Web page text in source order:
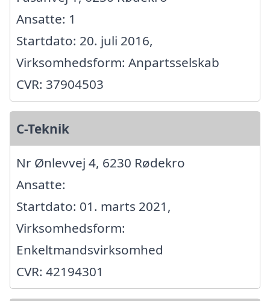
Ansatte: 1
Startdato: 20. juli 2016,
Virksomhedsform: Anpartsselskab
CVR: 37904503
C-Teknik
Nr Ønlevvej 4, 6230 Rødekro
Ansatte:
Startdato: 01. marts 2021,
Virksomhedsform:
Enkeltmandsvirksomhed
CVR: 42194301